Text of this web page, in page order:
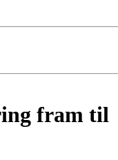
fram til